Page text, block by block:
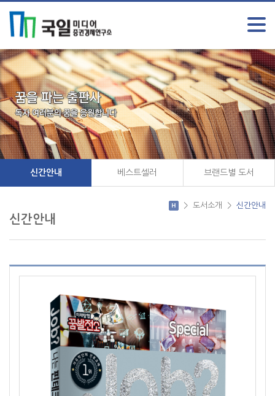
신간안내 베스트셀러 브랜드별 도서
신간안내
> 도서소개 > 신간안내